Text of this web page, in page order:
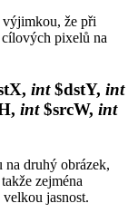
výjimkou, že při
pixelů na
int$dstY, int
int$srcW, int
druhý obrázek,
zejména
jasnost.